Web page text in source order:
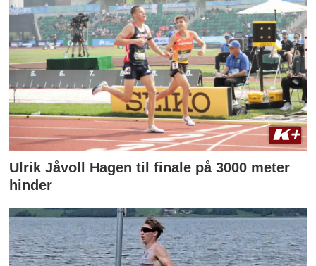
Ulrik Jåvoll Hagen til finale på 3000 meter
hinder